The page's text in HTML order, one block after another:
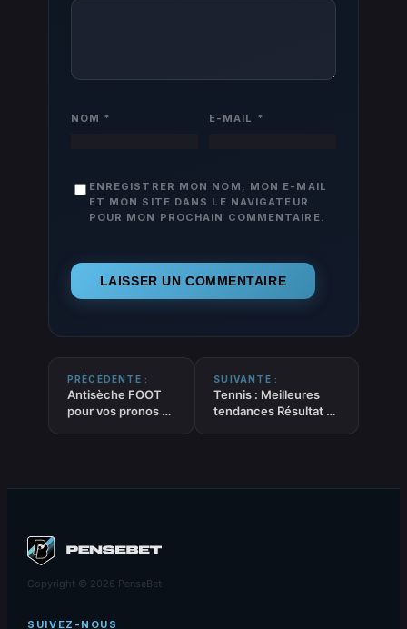
NOM * E-MAIL *
ENREGISTRER MON NOM, MON E-MAIL
ET MON SITE DANS LE NAVIGATEUR
POUR MON PROCHAIN COMMENTAIRE.
PRÉCÉDENTE :
Antisèche FOOT
pour vos pronos –
SUIVANTE :
Tennis : Meilleures
tendances Résultat –
Copyright © 2026 PenseBet
SUIVEZ-NOUS